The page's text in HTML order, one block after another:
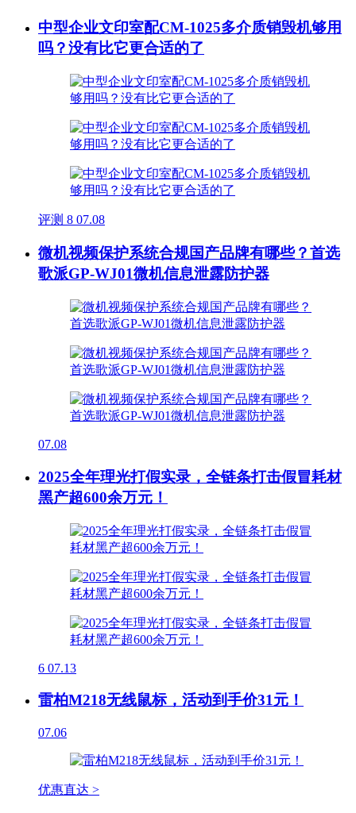
中型企业文印室配CM-1025多介质销毁机够用
吗？没有比它更合适的了
评测 8 07.08
微机视频保护系统合规国产品牌有哪些？首选
歌派GP-WJ01微机信息泄露防护器
07.08
2025全年理光打假实录，全链条打击假冒耗材
黑产超600余万元！
6 07.13
雷柏M218无线鼠标，活动到手价31元！
07.06
优惠直达 >